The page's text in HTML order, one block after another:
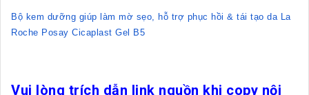
Bộ kem dưỡng giúp làm mờ sẹo, hỗ trợ phục hồi & tái tạo da La
Roche Posay Cicaplast Gel B5
Vui lòng trích dẫn link nguồn khi copy nội